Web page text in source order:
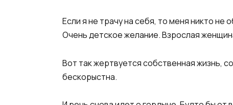
Если я не трачу на себя, то меня никто
Очень детское желание. Взрослая
Вот так жертвуется собственная жизнь,
бескорыстна.